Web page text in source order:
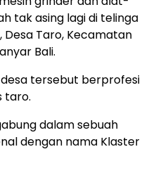
tak asing lagi di telinga
Taro, Kecamatan
Bali.
tersebut berprofesi
taro.
dalam sebuah
dengan nama Klaster